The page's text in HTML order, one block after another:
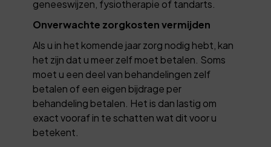
geneeswijzen, fysiotherapie of tandarts.
Onverwachte zorgkosten vermijden
Als u in het komende jaar zorg nodig hebt, kan
het zijn dat u meer zelf moet betalen. Soms
moet u een deel van behandelingen zelf
betalen of een eigen bijdrage per
behandeling betalen. Het is dan lastig om
exact vooraf in te schatten wat dit voor u
betekent.